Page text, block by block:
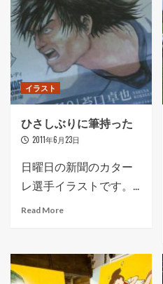
イラスト
ひさしぶりに筆持った
2011年6月23日
日曜日の新聞のカター
レ選手イラストです。...
Read More